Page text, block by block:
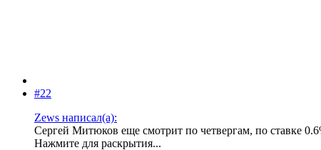
#22
Zews написал(а):
Сергей Митюков еще смотрит по четвергам, по ставке
Нажмите для раскрытия...